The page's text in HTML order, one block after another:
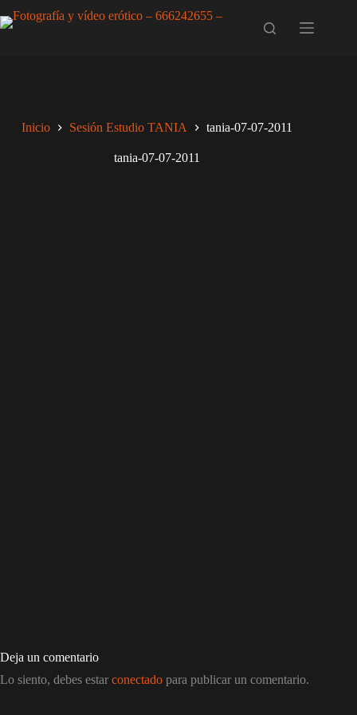
al
Inicio Sesión Estudio TANIA tania-07-07-2011
tania-07-07-2011
Deja un comentario
Lo siento, debes estar conectado para publicar un comentario.